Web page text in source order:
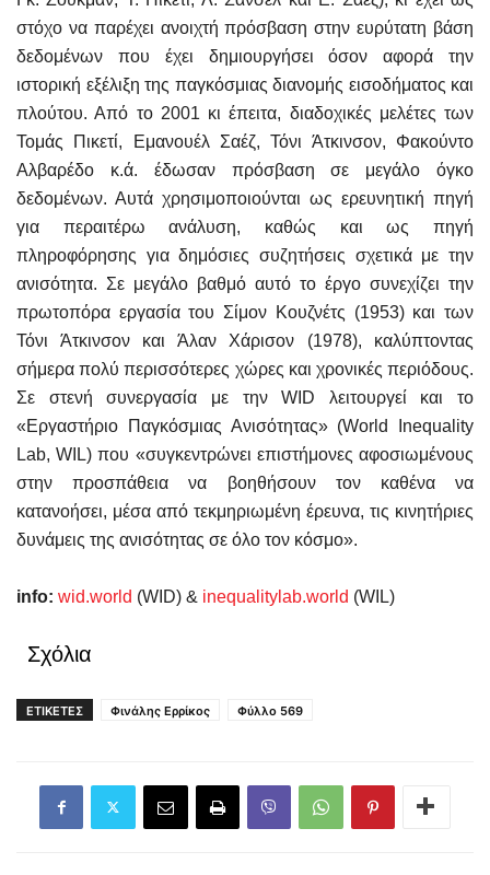
στόχο να παρέχει ανοιχτή πρόσβαση στην ευρύτατη βάση
δεδομένων που έχει δημιουργήσει όσον αφορά την
ιστορική εξέλιξη της παγκόσμιας διανομής εισοδήματος και
πλούτου. Από το 2001 κι έπειτα, διαδοχικές μελέτες των
Τομάς Πικετί, Εμανουέλ Σαέζ, Τόνι Άτκινσον, Φακούντο
Αλβαρέδο κ.ά. έδωσαν πρόσβαση σε μεγάλο όγκο
δεδομένων. Αυτά χρησιμοποιούνται ως ερευνητική πηγή
για περαιτέρω ανάλυση, καθώς και ως πηγή
πληροφόρησης για δημόσιες συζητήσεις σχετικά με την
ανισότητα. Σε μεγάλο βαθμό αυτό το έργο συνεχίζει την
πρωτοπόρα εργασία του Σίμον Κουζνέτς (1953) και των
Τόνι Άτκινσον και Άλαν Χάρισον (1978), καλύπτοντας
σήμερα πολύ περισσότερες χώρες και χρονικές περιόδους.
Σε στενή συνεργασία με τηνWID λειτουργεί και το
«Εργαστήριο
Παγκόσμιας Ανισότητας» (World
Inequality
Lab,WIL) που «συγκεντρώνει επιστήμονες αφοσιωμένους
στην προσπάθεια να βοηθήσουν τον καθένα να
κατανοήσει, μέσα από τεκμηριωμένη έρευνα, τις κινητήριες
δυνάμεις της ανισότητας σε όλο τον κόσμο».
info: wid.world (WID) & inequalitylab.world (WIL)
Σχόλια
ΕΤΙΚΕΤΕΣ Φινάλης Ερρίκος Φύλλο 569